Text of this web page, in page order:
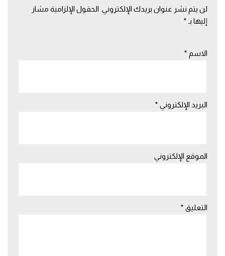
لن يتم نشر عنوان بريدك الإلكتروني. الحقول الإلزامية مشار
إليها بـ *
الاسم *
البريد الإلكتروني *
الموقع الإلكتروني
التعليق *